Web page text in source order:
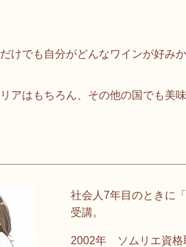
けでも自分がどんなワインが好み
アはもちろん、その他の国でも美
社会人7年目のときに
受講。
2002年 ソムリエ資格